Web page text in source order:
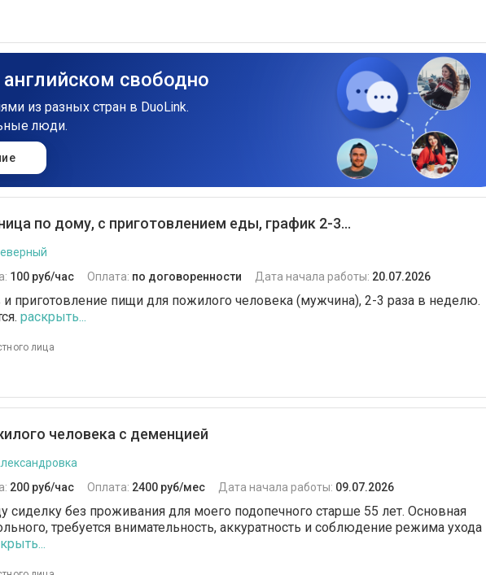
английском свободно
из разных стран в DuoLink.
люди.
по дому, с приготовлением еды, график 2-3...
100 руб/час Оплата: по договоренности Дата начала работы: 20.07.2026
и приготовление пищи для пожилого человека (мужчина), 2-3 раза в неделю.
раскрыть...
лица
человека с деменцией
200 руб/час Оплата: 2400 руб/мес Дата начала работы: 09.07.2026
сиделку без проживания для моего подопечного старше 55 лет. Основная
требуется внимательность, аккуратность и соблюдение режима ухода